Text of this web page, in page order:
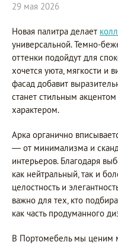
29 мая 2026
Новая палитра делает
универсальной. Темно-
оттенки подойдут для
хочется уюта, мягкости и
фасад добавит
станет стильным
характером.
Арка органично
— от минимализма и
интерьеров. Благодаря
как нейтральный, так и
целостность и
важно для тех, кто
как часть продуманного
В Портомебель мы ценим